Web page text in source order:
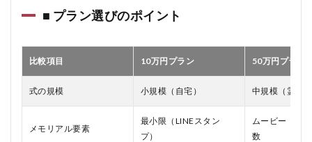
■ プラン選びのポイント
比較項目 10万円プラン 50万円プラン
式の規模 小規模（自宅） 中規模（霊園
メモリアル要素
最小限（LINEスタン
プ）
ムービー・リ
数